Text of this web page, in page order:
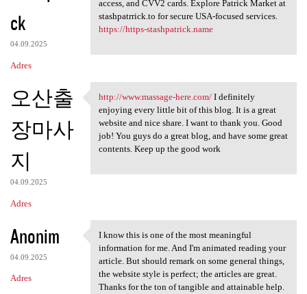
ck
04.09.2025
Adres
access, and CVV2 cards. Explore Patrick Market at
stashpatrrick.to for secure USA-focused services.
https://https-stashpatrick.name
오산출
장마사
지
04.09.2025
Adres
http://www.massage-here.com/
http://www.massage-here.com/I definitely
enjoying every little bit of this blog. It is a great
website and nice share. I want to thank you. Good
job! You guys do a great blog, and have some great
contents. Keep up the good work
Anonim
04.09.2025
Adres
I know this is one of the
I know this is one of the most meaningful
information for me. And I'm animated reading your
article. But should remark on some general things,
the website style is perfect; the articles are great.
Thanks for the ton of tangible and attainable help.